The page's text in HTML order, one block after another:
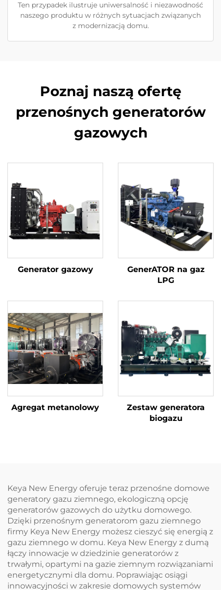
Ten przypadek ilustruje uniwersalność i niezawodność
naszego produktu w różnych sytuacjach związanych
z modernizacją domu.
Poznaj naszą ofertę
przenośnych generatorów
gazowych
Generator gazowy
GenerATOR na gaz
LPG
Agregat metanolowy
Zestaw generatora
biogazu
Keya New Energy oferuje teraz przenośne domowe
generatory gazu ziemnego, ekologiczną opcję
generatorów gazowych do użytku domowego.
Dzięki przenośnym generatorom gazu ziemnego
firmy Keya New Energy możesz cieszyć się energią z
gazu ziemnego w domu. Keya New Energy z dumą
łączy innowacje w dziedzinie generatorów z
trwałymi, opartymi na gazie ziemnym rozwiązaniami
energetycznymi dla domu. Poprawiając osiągi
innowacyjności w zakresie domowych systemów